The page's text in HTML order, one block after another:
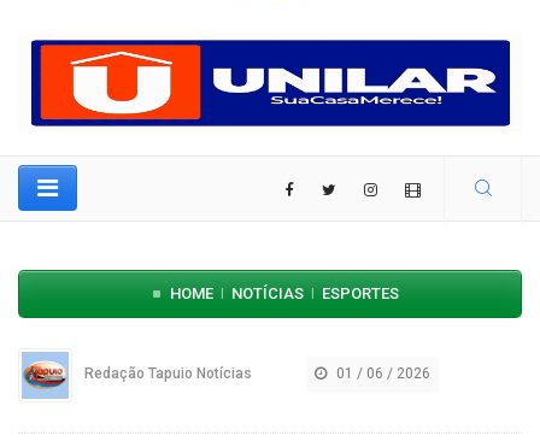
HOME NOTÍCIAS ESPORTES
Redação Tapuio Notícias 01 / 06 / 2026